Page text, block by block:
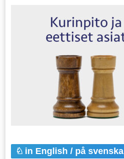
in English / på svenska